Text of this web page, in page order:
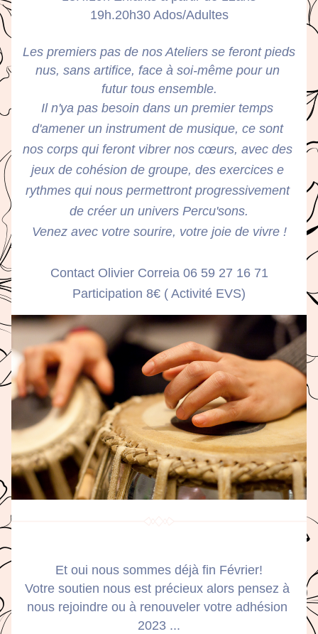
19h.20h30 Ados/Adultes
Les premiers pas de nos Ateliers se feront pieds
nus, sans artifice, face à soi-même pour un
futur tous ensemble.
Il n'ya pas besoin dans un premier temps
d'amener un instrument de musique, ce sont
nos corps qui feront vibrer nos cœurs, avec des
jeux de cohésion de groupe, des exercices e
rythmes qui nous permettront progressivement
de créer un univers Percu'sons.
Venez avec votre sourire, votre joie de vivre !
Contact Olivier Correia 06 59 27 16 71
Participation 8€ ( Activité EVS)
Et oui nous sommes déjà fin Février!
Votre soutien nous est précieux alors pensez à
nous rejoindre ou à renouveler votre adhésion
2023 ...